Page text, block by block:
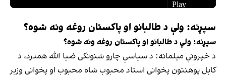
سپړنه: ولې د طالبانو او پاکستان روغه ونه شوه؟
سپړنه: ولې د طالبانو او پاکستان روغه ونه شوه؟
د خپرونې مېلمانه: د سیاسي چارو شنونکی ضیا الله همدرد، د
کابل پوهنتون پخوانی استاد محبوب شاه محبوب او پخوانی وزیر